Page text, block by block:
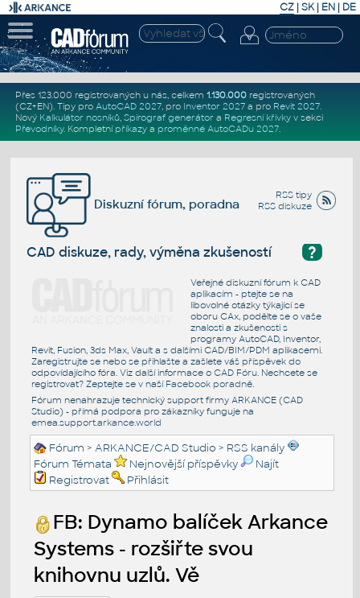
CZ | SK| EN | DE
Přes 123.000 registrovaných u nás, celkem 1.130.000registrovaných
(CZ+EN). Tipy pro AutoCAD 2027, pro Inventor 2027a pro Revit 2027.
Nový Kalkulátor nosníků, Spirograf generátor a Regresní křivkyv sekci
Převodníky. Kompletní příkazya proměnné AutoCADu 2027.
RSS tipy
RSS diskuze
Diskuzní fórum, poradna
?
CAD diskuze, rady, výměna zkušeností
Veřejné diskuzní fórum k CAD
aplikacím - ptejte se na
libovolné otázky týkající se
oboru CAx, podělte se o vaše
znalosti a zkušenosti s
programy AutoCAD, Inventor,
Revit, Fusion, 3ds Max, Vault a s dalšími CAD/BIM/PDM aplikacemi.
Zaregistrujte se nebo se přihlašte a zašlete váš příspěvek do
odpovídajícího fóra. Viz další informace o CAD Fóru. Nechcete se
registrovat? Zeptejte se v naší Facebook poradně.
Fórum nenahrazuje technický support firmy ARKANCE (CAD
Studio) - přímá podpora pro zákazníky funguje na
emea.support.arkance.world
Fórum >ARKANCE/CAD Studio > RSS kanály
Fórum Témata
Nejnovější příspěvky
Najít
Registrovat
Přihlásit
FB: Dynamo balíček Arkance
Systems - rozšiřte svou
knihovnu uzlů. Vě